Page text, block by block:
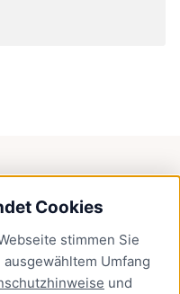
Cookies
stimmen Sie
Umfang
und